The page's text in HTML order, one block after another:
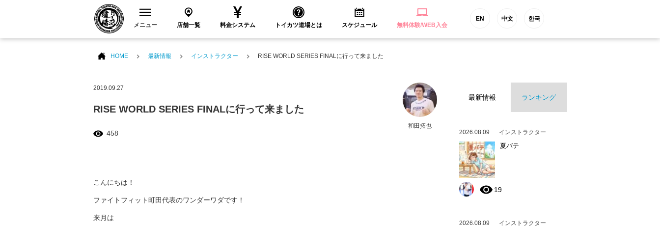
メニュー 店舗一覧 料金システム トイカツ道場とは スケジュール 無料体験/WEB入会
EN 中文 한국
HOME 最新情報 インストラクター RISE WORLD SERIES FINALに行って来ました
和田拓也
2019.09.27
RISE WORLD SERIES FINALに行って来ました
458
こんにちは！
ファイトフィット町田代表のワンダーワダです！
来月は
最新情報 ランキング
2026.08.09 インストラクター
夏バテ
19
2026.08.09 インストラクター